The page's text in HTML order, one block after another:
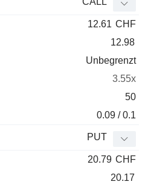
12.61 CHF
12.98
Unbegrenzt
3.55x
50
0.09 / 0.1
PUT
20.79 CHF
20.17